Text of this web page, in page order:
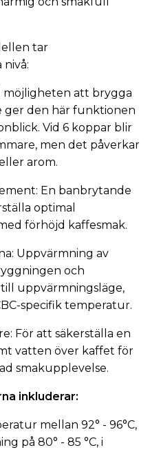
tar
möjligheten att brygga
ger den här funktionen
Vid 6 koppar blir
men det påverkar
arom.
En banbrytande
optimal
förhöjd kaffesmak.
Uppvärmning av
och
uppvärmningsläge,
specifik temperatur.
För att säkerställa en
vatten över kaffet för
smakupplevelse.
inkluderar:
mellan 92° - 96°C,
på 80° - 85 °C, i